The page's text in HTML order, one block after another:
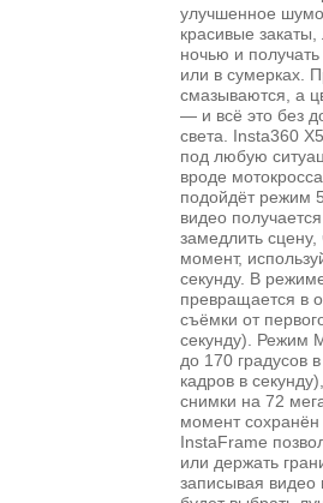
улучшенное
красивые
ночью и
или в сумерках.
смазываются, а
— и всё это без
света. Insta360
под любую
вроде
подойдёт режим
видео
замедлить
момент,
секунду. В
превращается в
съёмки от
секунду). Режим
до 170 градусов
кадров в
снимки на 72
момент
InstaFrame
или держать
записывая